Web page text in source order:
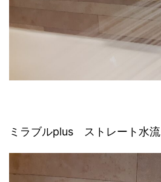
ミラブルplus ストレート水流